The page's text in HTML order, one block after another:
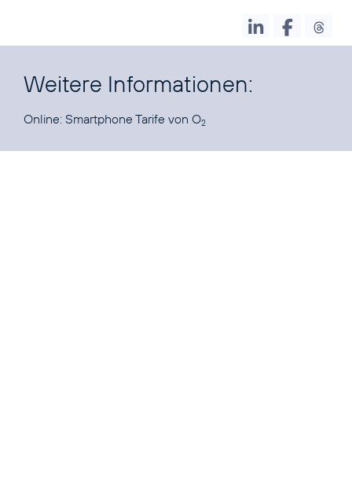
Weitere Informationen:
Online: Smartphone Tarife von O2